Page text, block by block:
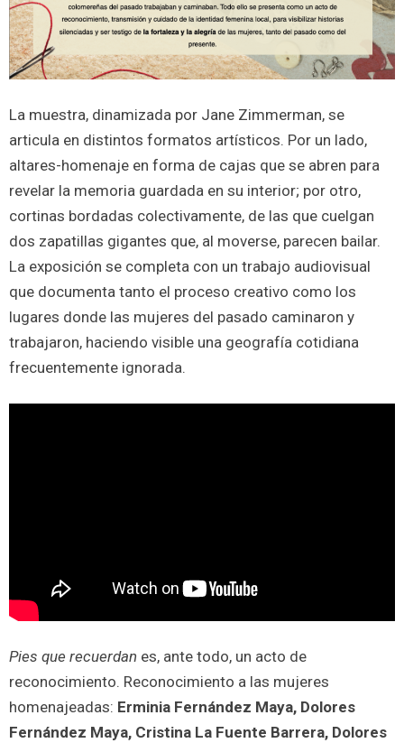
La muestra, dinamizada por Jane Zimmerman, se
articula en distintos formatos artísticos. Por un lado,
altares-homenaje en forma de cajas que se abren para
revelar la memoria guardada en su interior; por otro,
cortinas bordadas colectivamente, de las que cuelgan
dos zapatillas gigantes que, al moverse, parecen bailar.
La exposición se completa con un trabajo audiovisual
que documenta tanto el proceso creativo como los
lugares donde las mujeres del pasado caminaron y
trabajaron, haciendo visible una geografía cotidiana
frecuentemente ignorada.
Pies que recuerdan es, ante todo, un acto de
reconocimiento. Reconocimiento a las mujeres
homenajeadas: Erminia Fernández Maya, Dolores
Fernández Maya, Cristina La Fuente Barrera, Dolores